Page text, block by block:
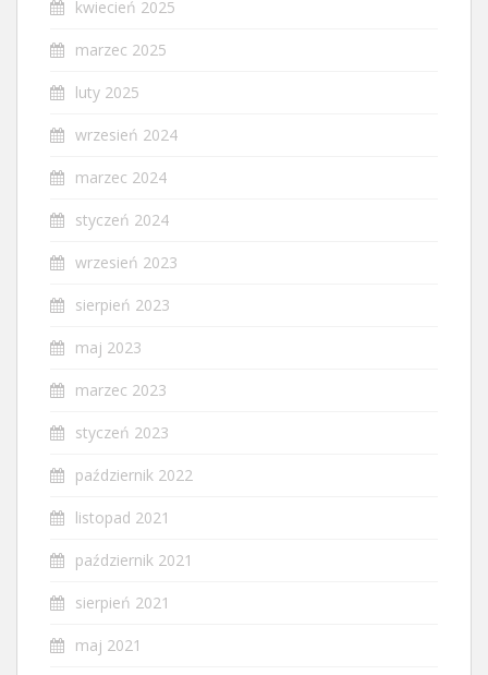
kwiecień 2025
marzec 2025
luty 2025
wrzesień 2024
marzec 2024
styczeń 2024
wrzesień 2023
sierpień 2023
maj 2023
marzec 2023
styczeń 2023
październik 2022
listopad 2021
październik 2021
sierpień 2021
maj 2021